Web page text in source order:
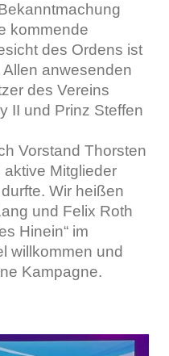
kommende
des Ordens ist
anwesenden
des Vereins
II und Prinz Steffen
Vorstand Thorsten
aktive Mitglieder
Wir heißen
und Felix Roth
Hinein“ im
willkommen und
Kampagne.